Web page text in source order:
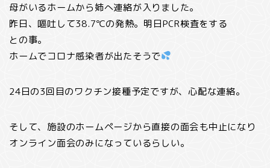
母がいるホームから姉へ連絡が入りました。
昨日、嘔吐して38.7℃の発熱。明日PCR検査をする
との事。
ホームでコロナ感染者が出たそうで
24日の3回目のワクチン接種予定ですが、心配な連絡。
そして、施設のホームページから直接の面会も中止になり
オンライン面会のみになっているらしい。